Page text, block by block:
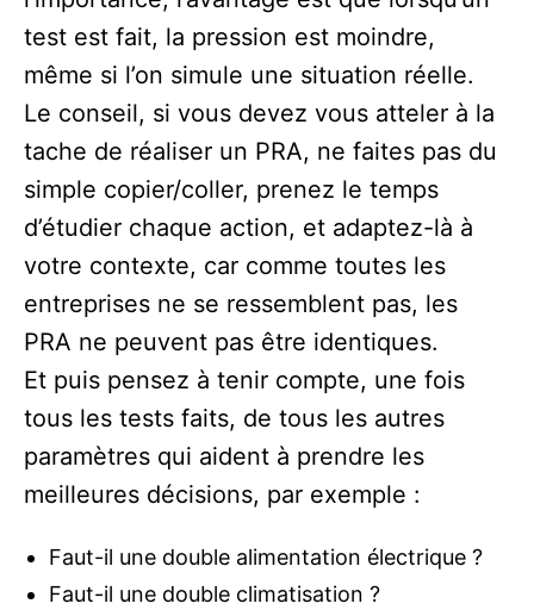
test est fait, la pression est moindre,
même si l’on simule une situation réelle.
Le conseil, si vous devez vous atteler à la
tache de réaliser un PRA, ne faites pas du
simple copier/coller, prenez le temps
d’étudier chaque action, et adaptez-là à
votre contexte, car comme toutes les
entreprises ne se ressemblent pas, les
PRA ne peuvent pas être identiques.
Et puis pensez à tenir compte, une fois
tous les tests faits, de tous les autres
paramètres qui aident à prendre les
meilleures décisions, par exemple :
Faut-il une double alimentation électrique ?
Faut-il une double climatisation ?